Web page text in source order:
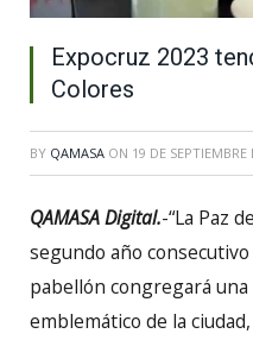
Expocruz 2023
Colores
BY QAMASA ON 19 DE SEPTIEMBRE
QAMASA Digital.-“La Paz
segundo año
pabellón congregará una
emblemático de la